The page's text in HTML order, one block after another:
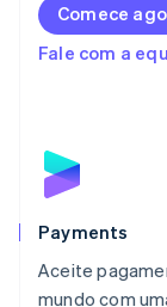
Comece
Fale com a
Payments
Aceite
mundo com
Lituânia
English
Malta
English
EspañolEnglish
English
Nova